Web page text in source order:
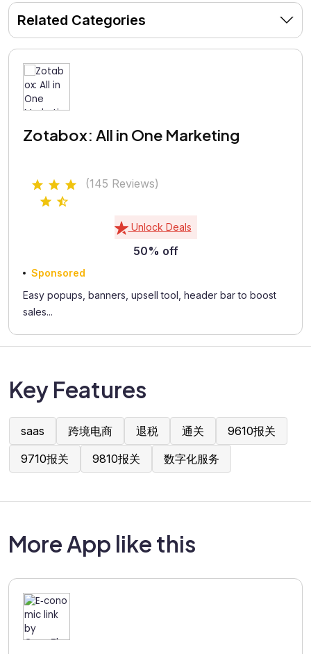
Related Categories
Zotabox: All in One Marketing
(145 Reviews)
Unlock Deals
50% off
Sponsored
Easy popups, banners, upsell tool, header bar to boost
sales...
Key Features
saas 跨境电商 退税 通关
9610报关
9710报关
9810报关 数字化服务
More App like this